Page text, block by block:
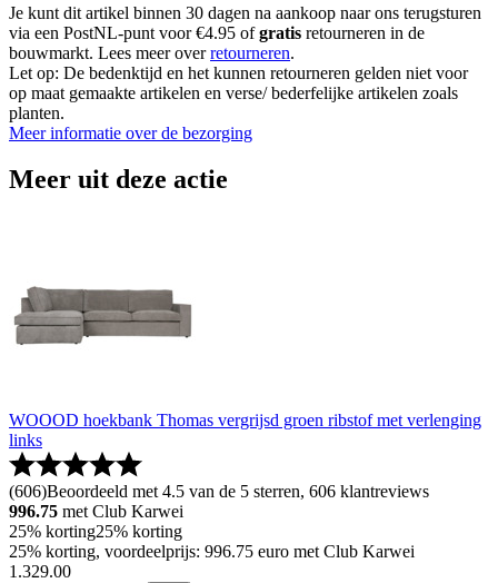
Je kunt dit artikel binnen 30 dagen na aankoop naar ons terugsturen
via een PostNL-punt voor €4.95 ofgratis retourneren in de
bouwmarkt. Lees meer overretourneren.
Let op: De bedenktijd en het kunnen retourneren gelden niet voor
op maat gemaakte artikelen en verse/ bederfelijke artikelen zoals
planten.
Meer informatie over de bezorging
Meer uit deze actie
WOOOD hoekbank Thomas vergrijsd groen ribstof met verlenging
links
(606)Beoordeeld met 4.5 van de 5 sterren, 606 klantreviews
996.75 met Club Karwei
25% korting25% korting
25% korting, voordeelprijs: 996.75 euro met Club Karwei
1 .329.00